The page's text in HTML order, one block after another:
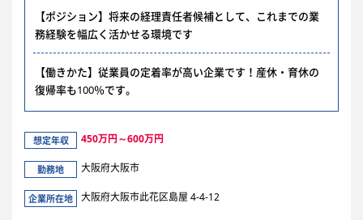
【ポジション】将来の経理責任者候補として、これまでの業
務経験を幅広く活かせる環境です
【働きかた】従業員の定着率が高い企業です！産休・育休の
復帰率も100％です。
想定年収 450万円～600万円
勤務地 大阪府大阪市
企業所在地 大阪府大阪市此花区島屋 4-4-12